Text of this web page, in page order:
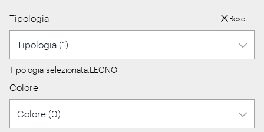
Tipologia Reset
Tipologia selezionata:LEGNO
Colore